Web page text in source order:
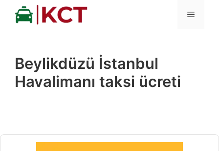
İçeriğe
MENÜ
Beylikdüzü İstanbul
Havalimanı taksi ücreti